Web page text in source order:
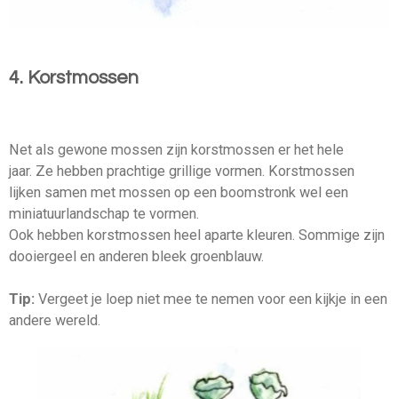
4. Korstmossen
Net als gewone mossen zijn korstmossen er het hele
jaar. Ze hebben prachtige grillige vormen. Korstmossen
lijken samen met mossen op een boomstronk wel een
miniatuurlandschap te vormen.
Ook hebben korstmossen heel aparte kleuren. Sommige zijn
dooiergeel en anderen bleek groenblauw.
Tip: Vergeet je loep niet mee te nemen voor een kijkje in een
andere wereld.